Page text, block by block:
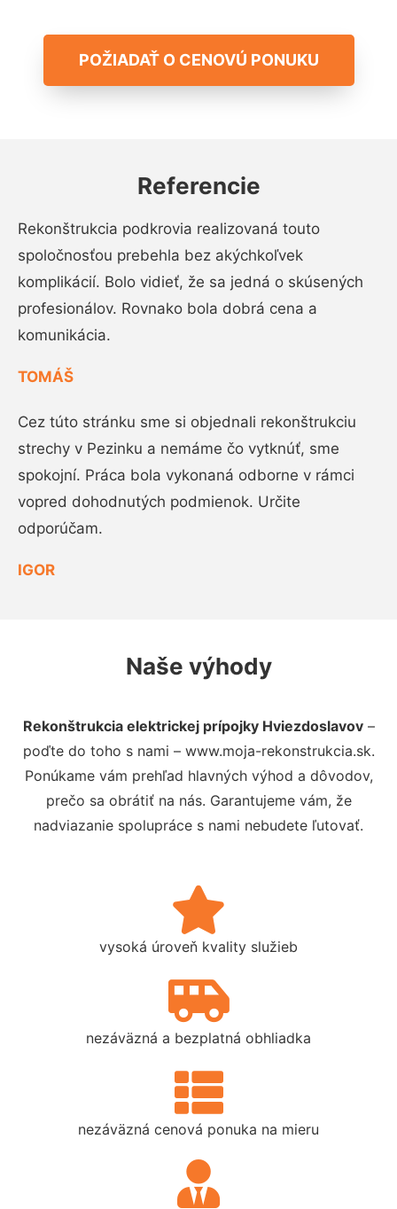
POŽIADAŤ O CENOVÚ PONUKU
Referencie
Rekonštrukcia podkrovia realizovaná touto
spoločnosťou prebehla bez akýchkoľvek
komplikácií. Bolo vidieť, že sa jedná o skúsených
profesionálov. Rovnako bola dobrá cena a
komunikácia.
TOMÁŠ
Cez túto stránku sme si objednali rekonštrukciu
strechy v Pezinku a nemáme čo vytknúť, sme
spokojní. Práca bola vykonaná odborne v rámci
vopred dohodnutých podmienok. Určite
odporúčam.
IGOR
Naše výhody
Rekonštrukcia elektrickej prípojky Hviezdoslavov–
poďte do toho s nami – www.moja-rekonstrukcia.sk.
Ponúkame vám prehľad hlavných výhod a dôvodov,
prečo sa obrátiť na nás. Garantujeme vám, že
nadviazanie spolupráce s nami nebudete ľutovať.
vysoká úroveň kvality služieb
nezáväzná a bezplatná obhliadka
nezáväzná cenová ponuka na mieru